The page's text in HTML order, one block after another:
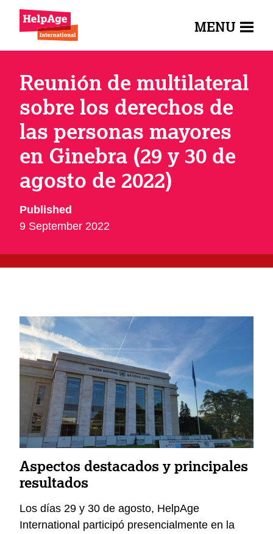
MENU
Reunión de multilateral
sobre los derechos de
las personas mayores
en Ginebra (29 y 30 de
agosto de 2022)
Published
9 September 2022
Aspectos destacados y principales
resultados
Los días 29 y 30 de agosto, HelpAge
International participó presencialmente en la